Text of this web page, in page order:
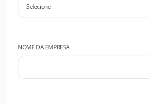
NOME DA EMPRESA